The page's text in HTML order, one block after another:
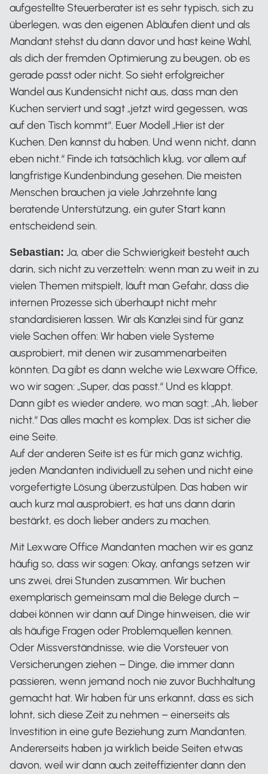
aufgestellte Steuerberater ist es sehr typisch, sich zu
überlegen, was den eigenen Abläufen dient und als
Mandant stehst du dann davor und hast keine Wahl,
als dich der fremden Optimierung zu beugen, ob es
gerade passt oder nicht. So sieht erfolgreicher
Wandel aus Kundensicht nicht aus, dass man den
Kuchen serviert und sagt „jetzt wird gegessen, was
auf den Tisch kommt“. Euer Modell „Hier ist der
Kuchen. Den kannst du haben. Und wenn nicht, dann
eben nicht.“ Finde ich tatsächlich klug, vor allem auf
langfristige Kundenbindung gesehen. Die meisten
Menschen brauchen ja viele Jahrzehnte lang
beratende Unterstützung, ein guter Start kann
entscheidend sein.
Sebastian: Ja, aber die Schwierigkeit besteht auch
darin, sich nicht zu verzetteln: wenn man zu weit in zu
vielen Themen mitspielt, läuft man Gefahr, dass die
internen Prozesse sich überhaupt nicht mehr
standardisieren lassen. Wir als Kanzlei sind für ganz
viele Sachen offen: Wir haben viele Systeme
ausprobiert, mit denen wir zusammenarbeiten
könnten. Da gibt es dann welche wie Lexware Office,
wo wir sagen: „Super, das passt.“ Und es klappt.
Dann gibt es wieder andere, wo man sagt: „Ah, lieber
nicht.“ Das alles macht es komplex. Das ist sicher die
eine Seite.
Auf der anderen Seite ist es für mich ganz wichtig,
jeden Mandanten individuell zu sehen und nicht eine
vorgefertigte Lösung überzustülpen. Das haben wir
auch kurz mal ausprobiert, es hat uns dann darin
bestärkt, es doch lieber anders zu machen.
Mit Lexware Office Mandanten machen wir es ganz
häufig so, dass wir sagen: Okay, anfangs setzen wir
uns zwei, drei Stunden zusammen. Wir buchen
exemplarisch gemeinsam mal die Belege durch –
dabei können wir dann auf Dinge hinweisen, die wir
als häufige Fragen oder Problemquellen kennen.
Oder Missverständnisse, wie die Vorsteuer von
Versicherungen ziehen – Dinge, die immer dann
passieren, wenn jemand noch nie zuvor Buchhaltung
gemacht hat. Wir haben für uns erkannt, dass es sich
lohnt, sich diese Zeit zu nehmen – einerseits als
Investition in eine gute Beziehung zum Mandanten.
Andererseits haben ja wirklich beide Seiten etwas
davon, weil wir dann auch zeiteffizienter dann den